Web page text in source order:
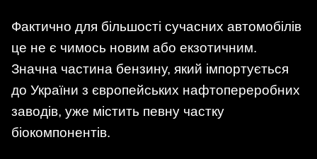
Фактично для більшості сучасних автомобілів
це не є чимось новим або екзотичним.
Значна частина бензину, який імпортується
до України з європейських нафтопереробних
заводів, уже містить певну частку
біокомпонентів.